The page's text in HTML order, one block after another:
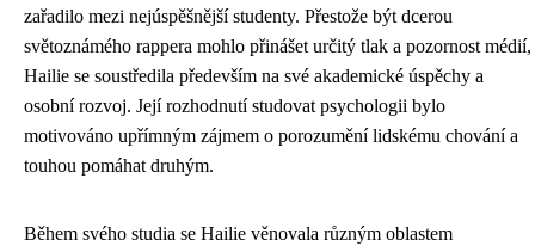
zařadilo mezi nejúspěšnější studenty. Přestože být dcerou
světoznámého rappera mohlo přinášet určitý tlak a pozornost médií,
Hailie se soustředila především na své akademické úspěchy a
osobní rozvoj. Její rozhodnutí studovat psychologii bylo
motivováno upřímným zájmem o porozumění lidskému chování a
touhou pomáhat druhým.
Během svého studia se Hailie věnovala různým oblastem